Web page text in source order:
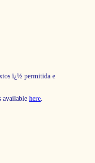
ï¿½ permitida e
available here.